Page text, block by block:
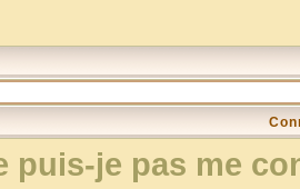
puis-je pas me